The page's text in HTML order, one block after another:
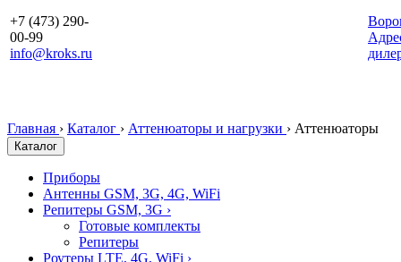
+7 (473) 290-
00-99
info@kroks.ru
Главная › Каталог › Аттенюаторы и нагрузки › Аттенюаторы
Каталог
Приборы
Антенны GSM, 3G, 4G, WiFi
Репитеры GSM, 3G ›
Готовые комплекты
Репитеры
Роутеры LTE, 4G, WiFi ›